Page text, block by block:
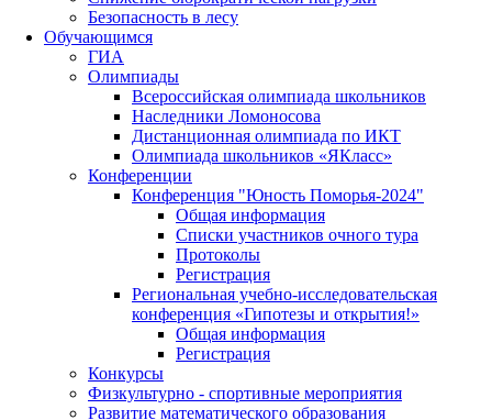
Безопасность в лесу
Обучающимся
ГИА
Олимпиады
Всероссийская олимпиада школьников
Наследники Ломоносова
Дистанционная олимпиада по ИКТ
Олимпиада школьников «ЯКласс»
Конференции
Конференция "Юность Поморья-2024"
Общая информация
Списки участников очного тура
Протоколы
Регистрация
Региональная учебно-исследовательская
конференция «Гипотезы и открытия!»
Общая информация
Регистрация
Конкурсы
Физкультурно - спортивные мероприятия
Развитие математического образования